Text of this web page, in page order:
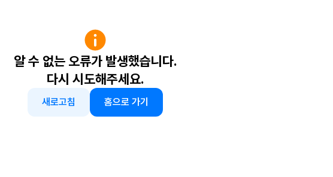
알 수 없는 오류가 발생했습니다.
다시 시도해주세요.
새로고침 홈으로 가기